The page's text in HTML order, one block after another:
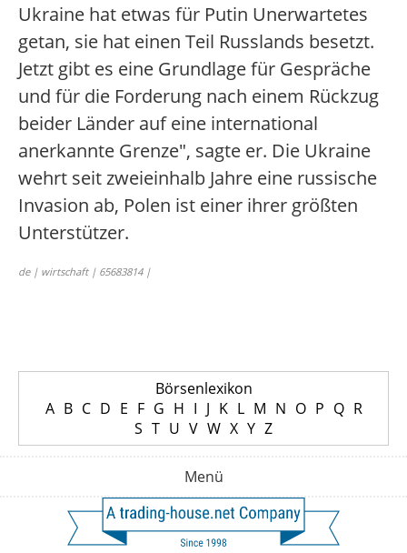
Ukraine hat etwas für Putin Unerwartetes
getan, sie hat einen Teil Russlands besetzt.
Jetzt gibt es eine Grundlage für Gespräche
und für die Forderung nach einem Rückzug
beider Länder auf eine international
anerkannte Grenze", sagte er. Die Ukraine
wehrt seit zweieinhalb Jahre eine russische
Invasion ab, Polen ist einer ihrer größten
Unterstützer.
de | wirtschaft | 65683814 |
Börsenlexikon
A B C D E F G H I J K L M N O P Q R
S T U V W X Y Z
Menü